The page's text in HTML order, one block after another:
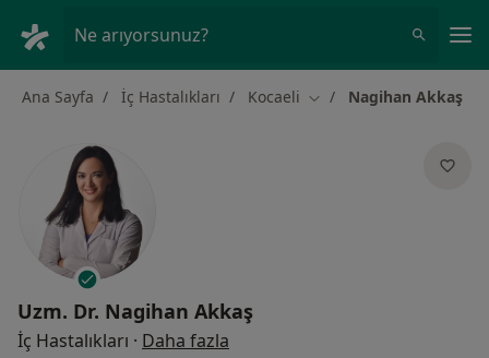
Ne arıyorsunuz?
Ana Sayfa İç Hastalıkları Kocaeli Şehir değiştir
Nagihan Akkaş
Uzm. Dr. Nagihan Akkaş
İç Hastalıkları · Daha fazla